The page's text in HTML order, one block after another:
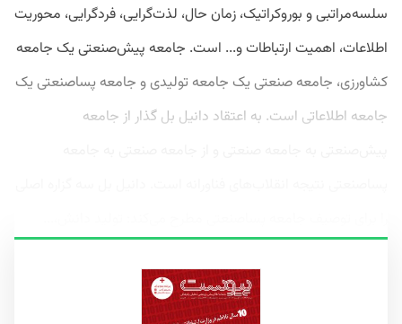
سلسه‌مراتبی و بوروکراتیک، زمان حال، لذت‌گرایی، فردگرایی، محوریت
اطلاعات، اهمیت ارتباطات و... است. جامعه پیش‌صنعتی یک جامعه
کشاورزی، جامعه صنعتی یک جامعه تولیدی و جامعه پساصنعتی یک
جامعه اطلاعاتی است. به اعتقاد دانیل بل گذار از جامعه